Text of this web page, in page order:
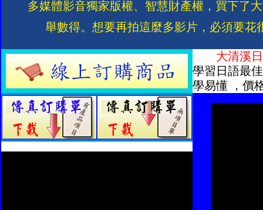
多媒體影音獨家版權、智慧財產權，買下了
舉數得。想要再拍這麼多影片，必須要
大清溪
學習日語最
學易懂 ，價